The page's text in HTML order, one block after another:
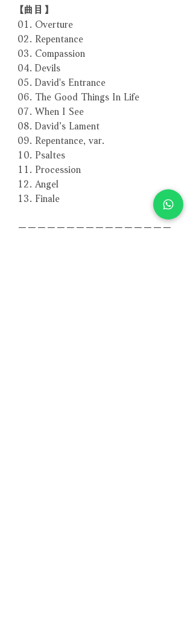
【曲目】
01. Overture
02. Repentance
03. Compassion
04. Devils
05. David's Entrance
06. The Good Things In Life
07. When I See
08. David’s Lament
09. Repentance, var.
10. Psaltes
11. Procession
12. Angel
13. Finale
－－－－－－－－－－－－－－－－